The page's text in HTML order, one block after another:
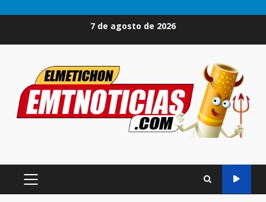
7 de agosto de 2026
MENÚ
PRINCIPAL